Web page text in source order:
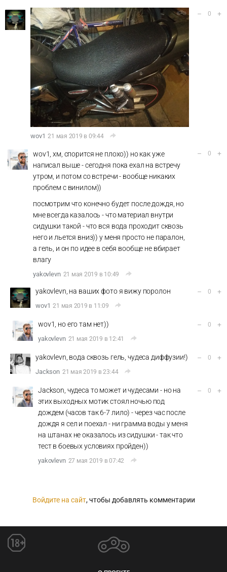
wov1 21 мая 2019 в 09:44
– 0 +
wov1, хм, спорится не плохо)) но как уже
написал выше - сегодня пока ехал на встречу
утром, и потом со встречи - вообще никаких
проблем с винилом))
посмотрим что конечно будет после дождя, но
мне всегда казалось - что материал внутри
сидушки такой - что вся вода проходит сквозь
него и льется вниз)) у меня просто не паралон,
а гель, и он по идее в себя вообще не вбирает
влагу
yakovlevn 21 мая 2019 в 10:49
– 0 +
yakovlevn, на ваших фото я вижу поролон
wov1 21 мая 2019 в 11:09
– 0 +
wov1, но его там нет))
yakovlevn 21 мая 2019 в 12:41
– 0 +
yakovlevn, вода сквозь гель, чудеса диффузии!)
Jackson 21 мая 2019 в 23:44
– 0 +
Jackson, чудеса то может и чудесами - но на
этих выходных мотик стоял ночью под
дождем (часов так 6-7 лило) - через час после
дождя я сел и поехал - ни грамма воды у меня
на штанах не оказалось из сидушки - так что
тест в боевых условиях пройден))
yakovlevn 27 мая 2019 в 07:42
– 0 +
Войдите на сайт, чтобы добавлять комментарии